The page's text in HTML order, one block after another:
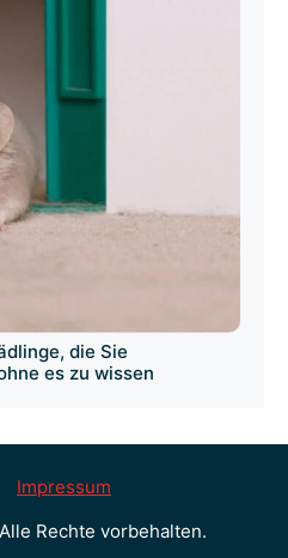
die Sie
es zu wissen
Impressum
Rechte vorbehalten.